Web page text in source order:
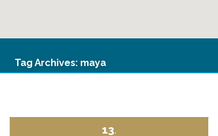
Tag Archives: maya
13.